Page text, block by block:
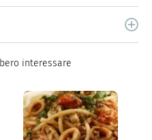
e spiegate passo passo.
interessare